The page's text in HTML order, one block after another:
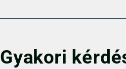
Gyakori